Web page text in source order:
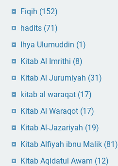
Fiqih (152)
hadits (71)
Ihya Ulumuddin (1)
Kitab Al Imrithi (8)
Kitab Al Jurumiyah (31)
kitab al waraqat (17)
Kitab Al Waraqot (17)
Kitab Al-Jazariyah (19)
Kitab Alfiyah ibnu Malik (81)
Kitab Aqidatul Awam (12)